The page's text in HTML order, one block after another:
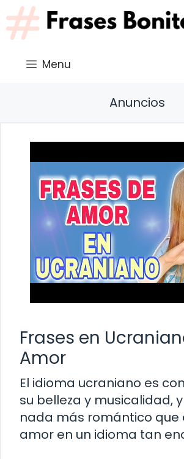
Saltar
al
contenido
Menu
Anuncios
Frases en
Amor
El idioma ucraniano es
su belleza y musicalidad,
nada más romántico que
amor en un idioma tan